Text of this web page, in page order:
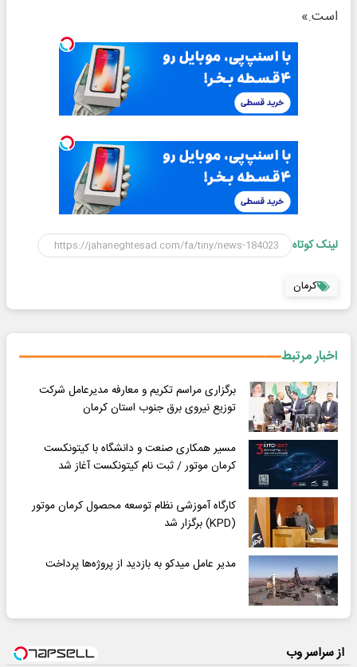
است.»
لینک کوتاه
کرمان
اخبار مرتبط
برگزاری مراسم تکریم و معارفه مدیرعامل شرکت
توزیع نیروی برق جنوب استان کرمان
مسیر همکاری صنعت و دانشگاه با کیتونکست
کرمان موتور / ثبت نام کیتونکست آغاز شد
کارگاه آموزشی نظام توسعه محصول کرمان موتور
(KPD) برگزار شد
مدیر عامل میدکو به بازدید از پروژه‌ها پرداخت
از سراسر وب